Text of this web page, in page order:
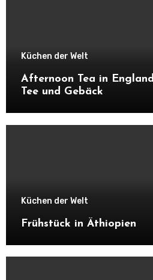
Küchen der Welt
Afternoon Tea in
Tee und Gebäck
Küchen der Welt
Frühstück in Äthiopien